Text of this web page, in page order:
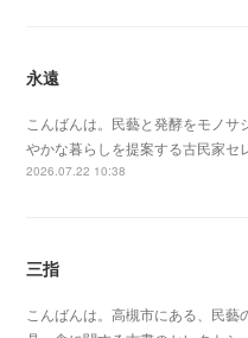
永遠
こんばんは。民藝と発酵をモノサ
やかな暮らしを提案する古民家セ
2026.07.22 10:38
三指
こんばんは。高槻市にある、民藝